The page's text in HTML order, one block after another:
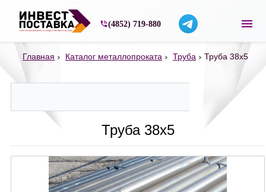
Строительные материалы со склада в
(4852) 719-880
Главная Каталог металлопроката Труба Труба 38х5
Труба 38х5